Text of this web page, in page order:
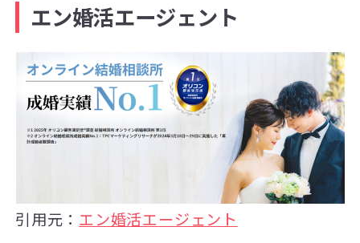
エン婚活エージェント
引用元： エン婚活エージェント